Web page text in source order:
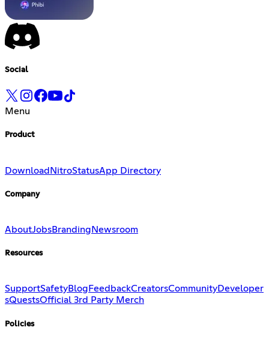
Social
Menu
Product
Download NitroStatusApp Directory
Company
AboutJobsBranding Newsroom
Resources
SupportSafetyBlog FeedbackCreatorsCommunityDeveloper
sQuestsOfficial 3rd Party Merch
Policies